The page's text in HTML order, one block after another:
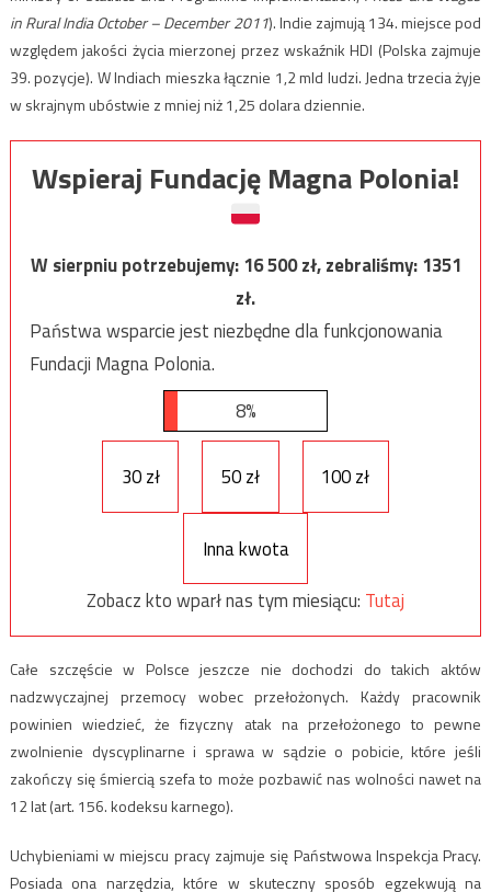
in Rural India October – December 2011). Indie zajmują 134. miejsce pod
względem jakości życia mierzonej przez wskaźnik HDI (Polska zajmuje
39. pozycje). W Indiach mieszka łącznie 1,2 mld ludzi. Jedna trzecia żyje
w skrajnym ubóstwie z mniej niż 1,25 dolara dziennie.
Wspieraj Fundację Magna Polonia!
W sierpniu potrzebujemy:16 500zł, zebraliśmy:1351
zł.
Państwa wsparcie jest niezbędne dla funkcjonowania
Fundacji Magna Polonia.
8%
30 zł 50 zł 100 zł
Inna kwota
Zobacz kto wparł nas tym miesiącu: Tutaj
Całe szczęście w Polsce jeszcze nie dochodzi do takich aktów
nadzwyczajnej przemocy wobec przełożonych. Każdy pracownik
powinien wiedzieć, że fizyczny atak na przełożonego to pewne
zwolnienie dyscyplinarne i sprawa w sądzie o pobicie, które jeśli
zakończy się śmiercią szefa to może pozbawić nas wolności nawet na
12 lat (art. 156. kodeksu karnego).
Uchybieniami w miejscu pracy zajmuje się Państwowa Inspekcja Pracy.
Posiada ona narzędzia, które w skuteczny sposób egzekwują na